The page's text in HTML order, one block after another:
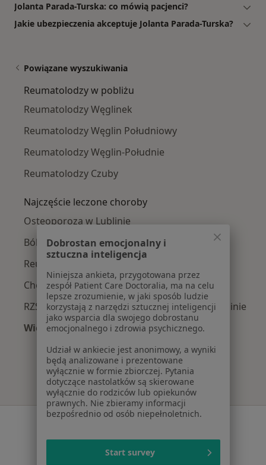
Jolanta Parada-Turska: co mówią pacjenci?
Jakie ubezpieczenia akceptuje Jolanta Parada-Turska?
Powiązane wyszukiwania
Reumatolodzy w pobliżu
Reumatolodzy Węglinek
Reumatolodzy Węglin Południowy
Reumatolodzy Węglin-Południe
Reumatolodzy Czuby
Najczęście leczone choroby
Osteoporoza w Lublinie
Bóle stawów w Lublinie
Reumatoidalne zapalenie stawów w Lublinie
Choroby reumatologiczne w Lublinie
RZS – reumatoidalne zapalenie stawów w Lublinie
Więcej (15)
Serwis
Regulamin
Polityka prywatności pacjentów
Dobrostan emocjonalny i
sztuczna inteligencja
Niniejsza ankieta, przygotowana przez
zespół Patient Care Doctoralia, ma na celu
lepsze zrozumienie, w jaki sposób ludzie
korzystają z narzędzi sztucznej inteligencji
jako wsparcia dla swojego dobrostanu
emocjonalnego i zdrowia psychicznego.
Udział w ankiecie jest anonimowy, a wyniki
będą analizowane i prezentowane
wyłącznie w formie zbiorczej. Pytania
dotyczące nastolatków są skierowane
wyłącznie do rodziców lub opiekunów
prawnych. Nie zbieramy informacji
bezpośrednio od osób niepełnoletnich.
Start survey